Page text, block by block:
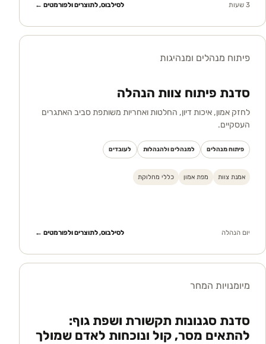
3 שעות לסילבוס, לתוצרים ולפורמטים ←
פיתוח מנהלים ומנהיגות
סדנת פיתוח צוות הנהלה
לחזק אמון, איכות דיון, החלטות ואחריות משותפת סביב האתגרים
העסקיים.
פיתוח מנהלים למנהלים ולהנהלות לעובדים
אמנת צוות מפת אמון כללי מחלוקת
יום הנהלה לסילבוס, לתוצרים ולפורמטים ←
מיומנויות המחר
סדנת סגנונות תקשורת ושפת גוף:
להתאים מסר, קול ונוכחות לאדם שמולך